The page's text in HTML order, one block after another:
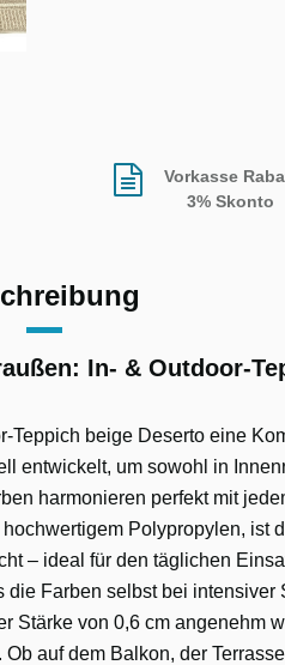
Vorkasse
3% Skonto
In- & Outdoor-
Teppich beige Deserto eine
entwickelt, um sowohl in
harmonieren perfekt mit
Polypropylen, ist
– ideal für den täglichen
die Farben selbst bei intensiver
Stärke von 0,6 cm angenehm
auf dem Balkon, der